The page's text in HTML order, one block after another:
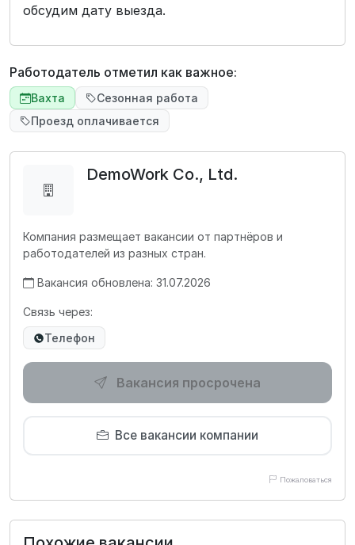
обсудим дату выезда.
Работодатель отметил как важное:
Вахта
Сезонная работа
Проезд оплачивается
DemoWork Co., Ltd.
Компания размещает вакансии от партнёров и
работодателей из разных стран.
Вакансия обновлена: 31.07.2026
Связь через:
Телефон
Вакансия просрочена
Все вакансии компании
Пожаловаться